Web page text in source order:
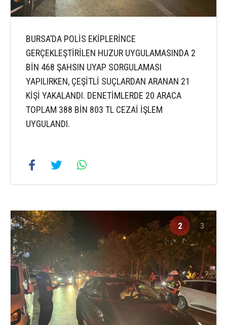
BURSA’DA POLİS EKİPLERİNCE
GERÇEKLEŞTİRİLEN HUZUR UYGULAMASINDA 2
BİN 468 ŞAHSIN UYAP SORGULAMASI
YAPILIRKEN, ÇEŞİTLİ SUÇLARDAN ARANAN 21
KİŞİ YAKALANDI. DENETİMLERDE 20 ARACA
TOPLAM 388 BİN 803 TL CEZAİ İŞLEM
UYGULANDI.
2 3